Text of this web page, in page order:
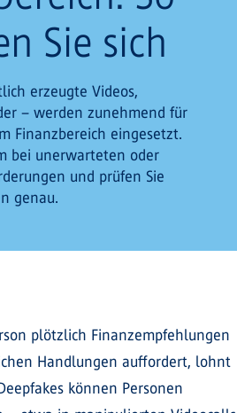
Sie sich
erzeugte Videos,
– werden zunehmend für
Finanzbereich eingesetzt.
bei unerwarteten oder
und prüfen Sie
genau.
plötzlich Finanzempfehlungen
Handlungen auffordert, lohnt
können Personen